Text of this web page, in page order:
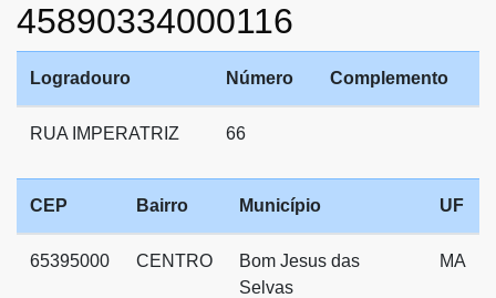
45890334000116
Logradouro Número Complemento
RUA IMPERATRIZ 66
CEP Bairro Município UF
65395000 CENTRO
Bom Jesus das
Selvas
MA